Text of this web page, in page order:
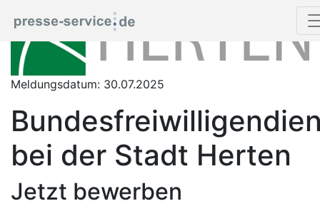
Meldungsdatum: 30.07.2025
bei der Stadt Herten
Jetzt bewerben